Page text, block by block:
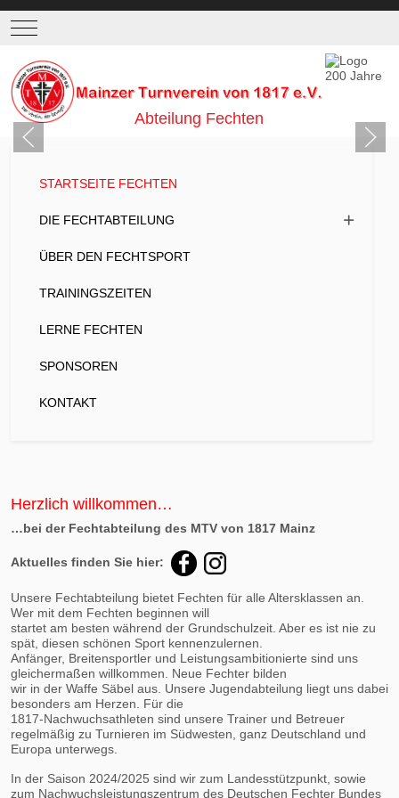
Mobile Menu Toggle
Abteilung Fechten
STARTSEITE FECHTEN
DIE FECHTABTEILUNG
ÜBER DEN FECHTSPORT
TRAININGSZEITEN
LERNE FECHTEN
SPONSOREN
KONTAKT
Herzlich willkommen…
…bei der Fechtabteilung des MTV von 1817 Mainz
Aktuelles finden Sie hier:
Unsere Fechtabteilung bietet Fechten für alle Altersklassen an.
Wer mit dem Fechten beginnen will
startet am besten während der Grundschulzeit. Aber es ist nie zu
spät, diesen schönen Sport kennenzulernen.
Anfänger, Breitensportler und Leistungsambitionierte sind uns
gleichermaßen willkommen. Neue Fechter bilden
wir in der Waffe Säbel aus. Unsere Jugendabteilung liegt uns dabei
besonders am Herzen. Für die
1817-Nachwuchsathleten sind unsere Trainer und Betreuer
regelmäßig zu Turnieren im Südwesten, ganz Deutschland und
Europa unterwegs.
In der Saison 2024/2025 sind wir zum Landesstützpunkt, sowie
zum Nachwuchsleistungszentrum des Deutschen Fechter Bundes